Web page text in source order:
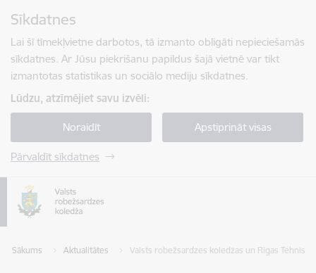
Sīkdatnes
Lai šī tīmekļvietne darbotos, tā izmanto obligāti nepieciešamās
sīkdatnes. Ar Jūsu piekrišanu papildus šajā vietnē var tikt
izmantotas statistikas un sociālo mediju sīkdatnes.
Lūdzu, atzīmējiet savu izvēli:
Noraidīt Apstiprināt visas
Pārvaldīt sīkdatnes
Sākums Aktualitātes Valsts robežsardzes koledžas un Rīgas